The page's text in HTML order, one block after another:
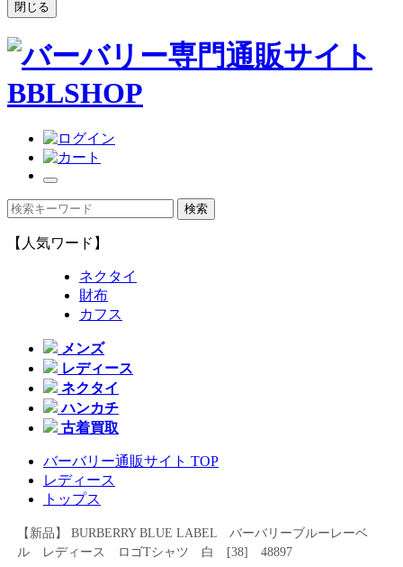
閉じる
【人気ワード】
ネクタイ
財布
カフス
メンズ
レディース
ネクタイ
ハンカチ
古着買取
バーバリー通販サイト TOP
レディース
トップス
【新品】 BURBERRY BLUE LABEL バーバリーブルーレーベ
ル レディース ロゴTシャツ 白 [38] 48897